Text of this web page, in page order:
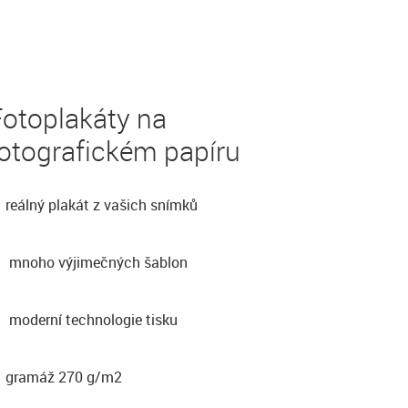
na
papíru
reálný plakát z vašich snímků
mnoho výjimečných šablon
moderní technologie tisku
gramáž 270 g/m2